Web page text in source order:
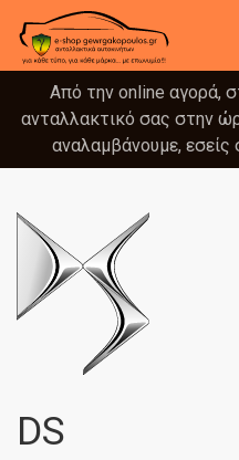
Από την online αγορά,
ανταλλακτικό σας στην
αναλαμβάνουμε, εσείς
DS